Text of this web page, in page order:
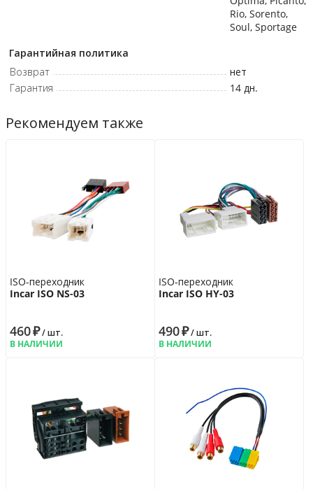
Rio, Sorento,
Soul, Sportage
Гарантийная политика
Возврат
нет
Гарантия
14 дн.
Рекомендуем также
ISO-переходник
Incar ISO NS-03
460₽/ шт.
В НАЛИЧИИ
ISO-переходник
Incar ISO HY-03
490₽/ шт.
В НАЛИЧИИ